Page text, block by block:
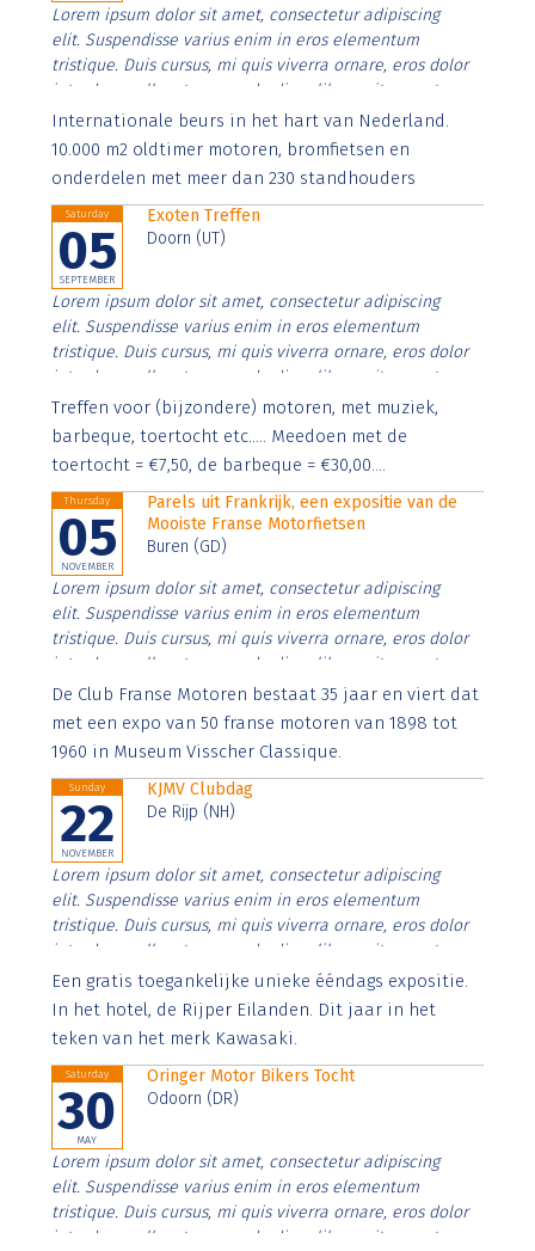
Lorem ipsum dolor sit amet, consectetur adipiscing
elit. Suspendisse varius enim in eros elementum
tristique. Duis cursus, mi quis viverra ornare, eros dolor
interdum nulla, ut commodo diam libero vitae erat.
Aenean faucibus nibh et justo cursus id rutrum lorem
imperdiet. Nunc ut sem vitae risus tristique posuere.
Internationale beurs in het hart van Nederland.
10.000 m2 oldtimer motoren, bromfietsen en
onderdelen met meer dan 230 standhouders
Saturday
05
SEPTEMBER
Exoten Treffen
Doorn (UT)
Lorem ipsum dolor sit amet, consectetur adipiscing
elit. Suspendisse varius enim in eros elementum
tristique. Duis cursus, mi quis viverra ornare, eros dolor
interdum nulla, ut commodo diam libero vitae erat.
Aenean faucibus nibh et justo cursus id rutrum lorem
imperdiet. Nunc ut sem vitae risus tristique posuere.
Treffen voor (bijzondere) motoren, met muziek,
barbeque, toertocht etc..... Meedoen met de
toertocht = €7,50, de barbeque = €30,00....
Thursday
05
NOVEMBER
Parels uit Frankrijk, een expositie van de
Mooiste Franse Motorfietsen
Buren (GD)
Lorem ipsum dolor sit amet, consectetur adipiscing
elit. Suspendisse varius enim in eros elementum
tristique. Duis cursus, mi quis viverra ornare, eros dolor
interdum nulla, ut commodo diam libero vitae erat.
Aenean faucibus nibh et justo cursus id rutrum lorem
imperdiet. Nunc ut sem vitae risus tristique posuere.
De Club Franse Motoren bestaat 35 jaar en viert dat
met een expo van 50 franse motoren van 1898 tot
1960 in Museum Visscher Classique.
Sunday
22
NOVEMBER
KJMV Clubdag
De Rijp (NH)
Lorem ipsum dolor sit amet, consectetur adipiscing
elit. Suspendisse varius enim in eros elementum
tristique. Duis cursus, mi quis viverra ornare, eros dolor
interdum nulla, ut commodo diam libero vitae erat.
Aenean faucibus nibh et justo cursus id rutrum lorem
imperdiet. Nunc ut sem vitae risus tristique posuere.
Een gratis toegankelijke unieke ééndags expositie.
In het hotel, de Rijper Eilanden. Dit jaar in het
teken van het merk Kawasaki.
Saturday
30
MAY
Oringer Motor Bikers Tocht
Odoorn (DR)
Lorem ipsum dolor sit amet, consectetur adipiscing
elit. Suspendisse varius enim in eros elementum
tristique. Duis cursus, mi quis viverra ornare, eros dolor
interdum nulla, ut commodo diam libero vitae erat.